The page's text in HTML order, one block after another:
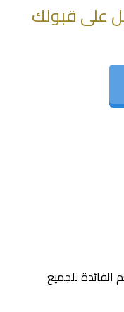
على قبولك
للجميع